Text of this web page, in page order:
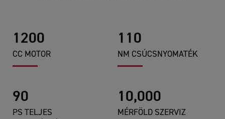
1200
CC MOTOR
110
NM CSÚCSNYOMATÉK
90
PS TELJES
10,000
MÉRFÖLD SZERVIZ